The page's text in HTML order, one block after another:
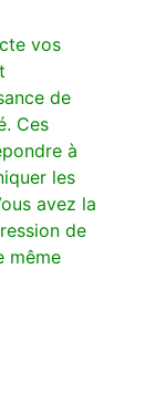
vos
de
à
les
de
même